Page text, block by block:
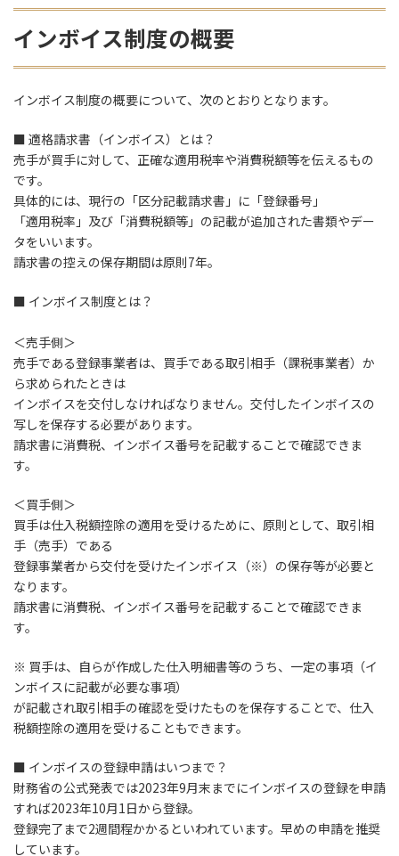
インボイス制度の概要
インボイス制度の概要について、次のとおりとなります。
■ 適格請求書（インボイス）とは？
売手が買手に対して、正確な適用税率や消費税額等を伝えるもの
です。
具体的には、現行の「区分記載請求書」に「登録番号」
「適用税率」及び「消費税額等」の記載が追加された書類やデー
タをいいます。
請求書の控えの保存期間は原則7年。
■ インボイス制度とは？
＜売手側＞
売手である登録事業者は、買手である取引相手（課税事業者）か
ら求められたときは
インボイスを交付しなければなりません。交付したインボイスの
写しを保存する必要があります。
請求書に消費税、インボイス番号を記載することで確認できま
す。
＜買手側＞
買手は仕入税額控除の適用を受けるために、原則として、取引相
手（売手）である
登録事業者から交付を受けたインボイス（※）の保存等が必要と
なります。
請求書に消費税、インボイス番号を記載することで確認できま
す。
※ 買手は、自らが作成した仕入明細書等のうち、一定の事項（イ
ンボイスに記載が必要な事項）
が記載され取引相手の確認を受けたものを保存することで、仕入
税額控除の適用を受けることもできます。
■ インボイスの登録申請はいつまで？
財務省の公式発表では2023年9月末までにインボイスの登録を申請
すれば2023年10月1日から登録。
登録完了まで2週間程かかるといわれています。早めの申請を推奨
しています。